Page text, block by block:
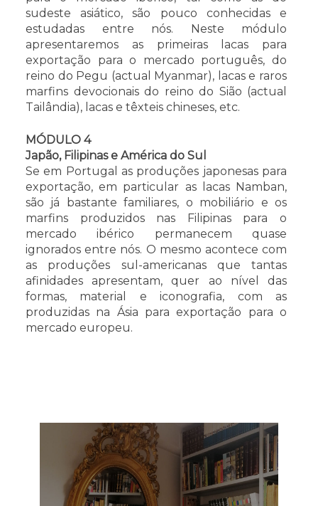
sudeste asiático, são pouco conhecidas e
estudadas entre nós. Neste módulo
apresentaremos as primeiras lacas para
exportação para o mercado português, do
reino do Pegu (actual Myanmar), lacas e raros
marfins devocionais do reino do Sião (actual
Tailândia), lacas e têxteis chineses, etc.
MÓDULO 4
Japão, Filipinas e América do Sul
Se em Portugal as produções japonesas para
exportação, em particular as lacas Namban,
são já bastante familiares, o mobiliário e os
marfins produzidos nas Filipinas para o
mercado ibérico permanecem quase
ignorados entre nós. O mesmo acontece com
as produções sul-americanas que tantas
afinidades apresentam, quer ao nível das
formas, material e iconografia, com as
produzidas na Ásia para exportação para o
mercado europeu.